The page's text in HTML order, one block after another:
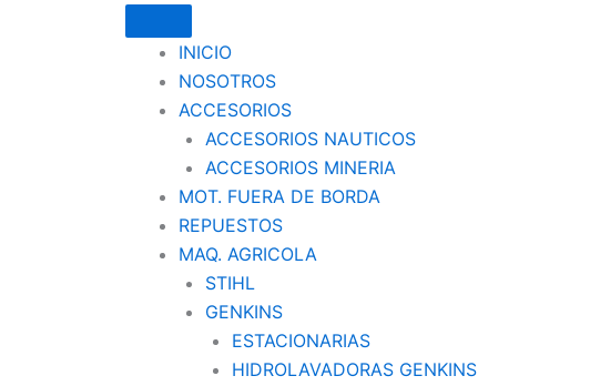
INICIO
NOSOTROS
ACCESORIOS
ACCESORIOS NAUTICOS
ACCESORIOS MINERIA
MOT. FUERA DE BORDA
REPUESTOS
MAQ. AGRICOLA
STIHL
GENKINS
ESTACIONARIAS
HIDROLAVADORAS GENKINS